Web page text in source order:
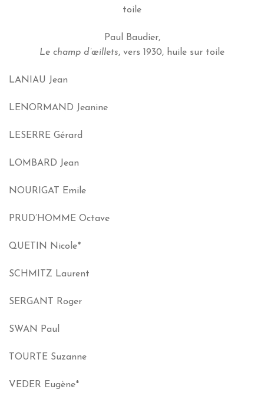
Paul Baudier,
Le champ d’œillets, vers 1930, huile sur toile
LANIAU Jean
LENORMAND Jeanine
LESERRE Gérard
LOMBARD Jean
NOURIGAT Emile
PRUD’HOMME Octave
QUETIN Nicole*
SCHMITZ Laurent
SERGANT Roger
SWAN Paul
TOURTE Suzanne
VEDER Eugène*